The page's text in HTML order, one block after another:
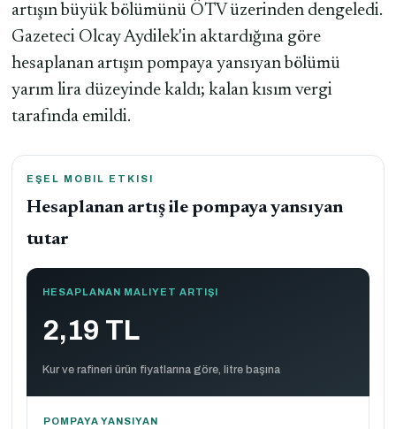
artışın büyük bölümünü ÖTV üzerinden dengeledi.
Gazeteci Olcay Aydilek'in aktardığına göre
hesaplanan artışın pompaya yansıyan bölümü
yarım lira düzeyinde kaldı; kalan kısım vergi
tarafında emildi.
EŞEL MOBIL ETKISI
Hesaplanan artış ile pompaya yansıyan
tutar
HESAPLANAN MALIYET ARTIŞI
2,19 TL
Kur ve rafineri ürün fiyatlarına göre, litre başına
POMPAYA YANSIYAN